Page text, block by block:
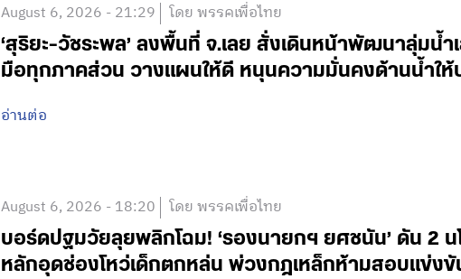
August 6, 2026 - 21:29 โดย พรรคเพื่อไทย
‘สุริยะ-วัชระพล’ ลงพื้นที่ จ.เลย สั่งเดินหน้าพัฒนาลุ่มน้
มือทุกภาคส่วน วางแผนให้ดี หนุนความมั่นคงด้านน้ำให้
อ่านต่อ
August 6, 2026 - 18:20 โดย พรรคเพื่อไทย
บอร์ดปฐมวัยลุยพลิกโฉม! ‘รองนายกฯ ยศชนัน’ ดัน 2 น
หลักอุดช่องโหว่เด็กตกหล่น พ่วงกฎเหล็กห้ามสอบแข่งขัน